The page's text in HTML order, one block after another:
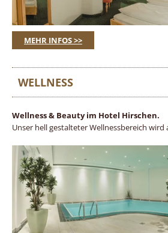
MEHR INFOS >>
WELLNESS
Wellness & Beauty im Hotel Hirschen.
Unser hell gestalteter Wellnessbereich wird